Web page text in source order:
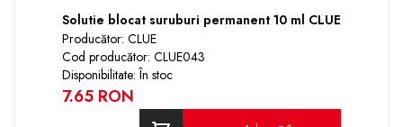
Solutie blocat suruburi permanent 10 ml CLUE
Producător: CLUE
Cod producător: CLUE043
Disponibilitate: În stoc
7.65 RON